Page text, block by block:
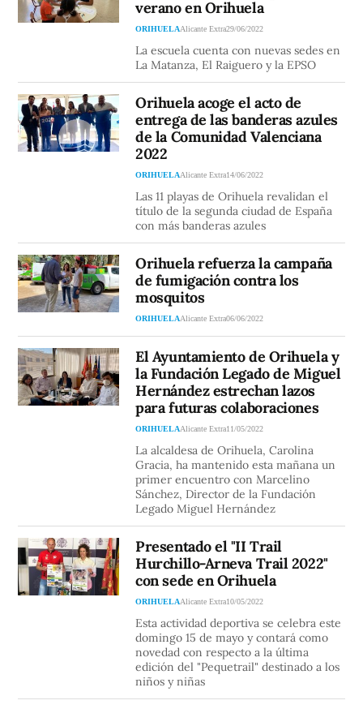
verano en Orihuela
ORIHUELAAlicante Extra29/06/2022
La escuela cuenta con nuevas sedes en
La Matanza, El Raiguero y la EPSO
Orihuela acoge el acto de
entrega de las banderas azules
de la Comunidad Valenciana
2022
ORIHUELAAlicante Extra14/06/2022
Las 11 playas de Orihuela revalidan el
título de la segunda ciudad de España
con más banderas azules
Orihuela refuerza la campaña
de fumigación contra los
mosquitos
ORIHUELAAlicante Extra06/06/2022
El Ayuntamiento de Orihuela y
la Fundación Legado de Miguel
Hernández estrechan lazos
para futuras colaboraciones
ORIHUELAAlicante Extra11/05/2022
La alcaldesa de Orihuela, Carolina
Gracia, ha mantenido esta mañana un
primer encuentro con Marcelino
Sánchez, Director de la Fundación
Legado Miguel Hernández
Presentado el "II Trail
Hurchillo-Arneva Trail 2022"
con sede en Orihuela
ORIHUELAAlicante Extra10/05/2022
Esta actividad deportiva se celebra este
domingo 15 de mayo y contará como
novedad con respecto a la última
edición del "Pequetrail" destinado a los
niños y niñas